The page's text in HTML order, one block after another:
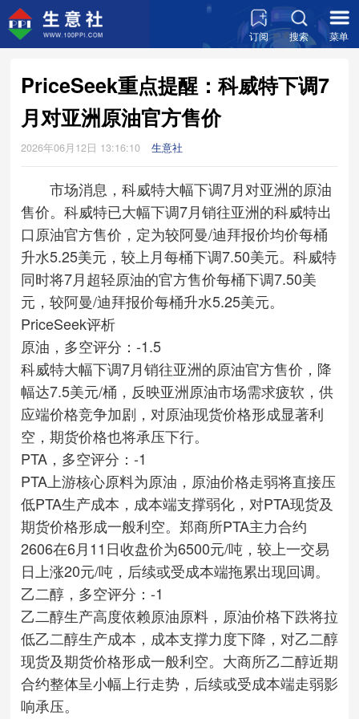
订阅 搜索 菜单
PriceSeek重点提醒：科威特下调7
月对亚洲原油官方售价
2026年06月12日 13:16:10 生意社
市场消息，科威特大幅下调7月对亚洲的原油
售价。科威特已大幅下调7月销往亚洲的科威特出
口原油官方售价，定为较阿曼/迪拜报价均价每桶
升水5.25美元，较上月每桶下调7.50美元。科威特
同时将7月超轻原油的官方售价每桶下调7.50美
元，较阿曼/迪拜报价每桶升水5.25美元。
PriceSeek评析
原油，多空评分：-1.5
科威特大幅下调7月销往亚洲的原油官方售价，降
幅达7.5美元/桶，反映亚洲原油市场需求疲软，供
应端价格竞争加剧，对原油现货价格形成显著利
空，期货价格也将承压下行。
PTA，多空评分：-1
PTA上游核心原料为原油，原油价格走弱将直接压
低PTA生产成本，成本端支撑弱化，对PTA现货及
期货价格形成一般利空。郑商所PTA主力合约
2606在6月11日收盘价为6500元/吨，较上一交易
日上涨20元/吨，后续或受成本端拖累出现回调。
乙二醇，多空评分：-1
乙二醇生产高度依赖原油原料，原油价格下跌将拉
低乙二醇生产成本，成本支撑力度下降，对乙二醇
现货及期货价格形成一般利空。大商所乙二醇近期
合约整体呈小幅上行走势，后续或受成本端走弱影
响承压。